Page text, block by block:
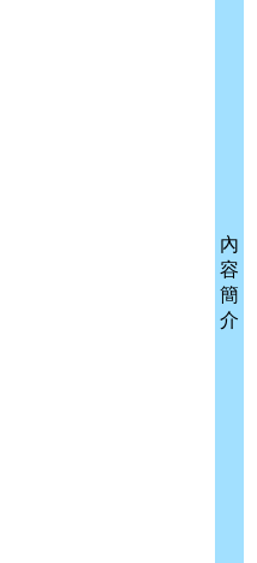
內
容
簡
介